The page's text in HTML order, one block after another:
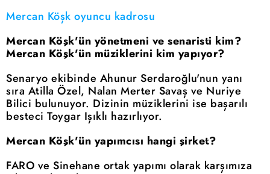
Mercan Köşk oyuncu kadrosu
Mercan Köşk'ün yönetmeni ve senaristi kim?
Mercan Köşk'ün müziklerini kim yapıyor?
Senaryo ekibinde Ahunur Serdaroğlu'nun yanı
sıra Atilla Özel, Nalan Merter Savaş ve Nuriye
Bilici bulunuyor. Dizinin müziklerini ise başarılı
besteci Toygar Işıklı hazırlıyor.
Mercan Köşk'ün yapımcısı hangi şirket?
FARO ve Sinehane ortak yapımı olarak karşımıza